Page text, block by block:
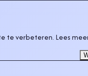
te verbeteren. Lees